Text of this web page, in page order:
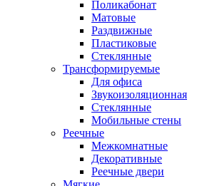
Поликабонат
Матовые
Раздвижные
Пластиковые
Стеклянные
Трансформируемые
Для офиса
Звукоизоляционная
Стеклянные
Мобильные стены
Реечные
Межкомнатные
Декоративные
Реечные двери